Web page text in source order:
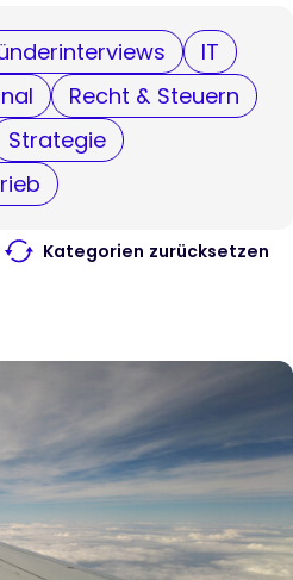
IT
Recht & Steuern
Strategie
Kategorien zurücksetzen